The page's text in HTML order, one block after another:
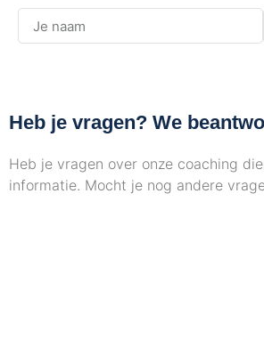
Heb je vragen? We
Heb je vragen over onze coaching
informatie. Mocht je nog andere